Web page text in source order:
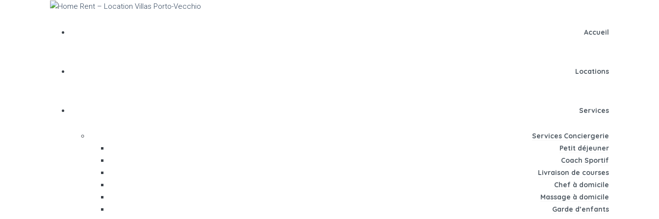
Accueil
Locations
Services
Services Conciergerie
Petit déjeuner
Coach Sportif
Livraison de courses
Chef à domicile
Massage à domicile
Garde d’enfants